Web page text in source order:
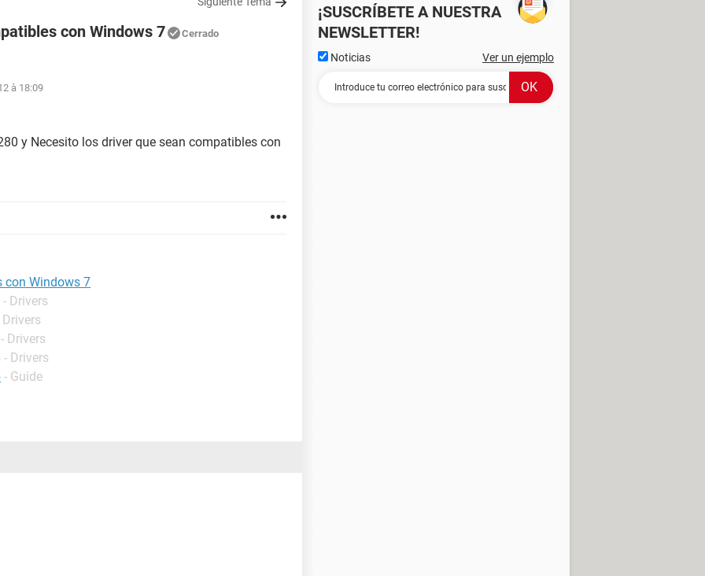
con Windows 7 Cerrado
à 18:09
y Necesito los driver que sean compatibles con
con Windows 7
Drivers
Drivers
Drivers
- Guide
¡SUSCRÍBETE A NUESTRA
NEWSLETTER!
Noticias Ver un ejemplo